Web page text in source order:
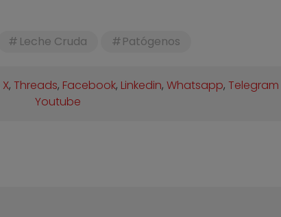
Leche Cruda Patógenos
X,Threads, Facebook, Linkedin,Whatsapp,Telegram
Youtube